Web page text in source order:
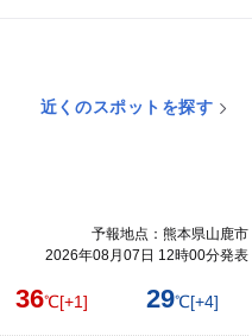
近くのスポットを探す
予報地点：熊本県山鹿市
2026年08月07日 12時00分発表
36℃[+1] 29℃[+4]